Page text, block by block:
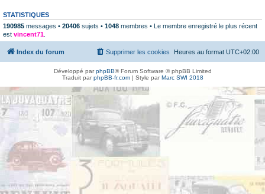
STATISTIQUES
190985 messages • 20406 sujets • 1048 membres • Le membre enregistré le plus récent
est vincent71
Index du forum Heures au format UTC+02:00
Supprimer les cookies
Développé parphpBB® Forum Software © phpBB Limited
Traduit parphpBB-fr.com| Style parMarc SWI 2018